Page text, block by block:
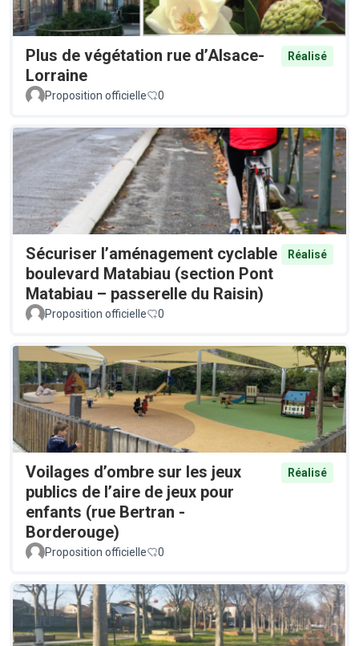
Plus de végétation rue d’Alsace-
Lorraine
Réalisé
Proposition officielle 0
Sécuriser l’aménagement cyclable
boulevard Matabiau (section Pont
Matabiau – passerelle du Raisin)
Réalisé
Proposition officielle 0
Voilages d’ombre sur les jeux
publics de l’aire de jeux pour
enfants (rue Bertran -
Borderouge)
Réalisé
Proposition officielle 0